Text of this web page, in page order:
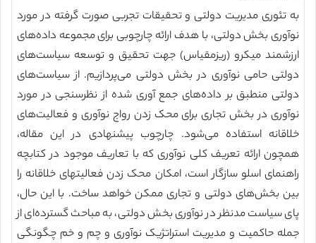
به تئوری مدیریت دولتی و تحقیقات تجربی صورت گرفته در مورد
نوآوری بخش دولتی، با هدف ارائه چارچوبی برای مجموعه داده‌های
ارزشمند میکرو (ریزمقیاس) جهت تحقیق و توسعه سیاست‌های
دولتی حامی نوآوری در بخش دولتی می‌پردازیم. از سیاست‌های
دولتی منطبق بر داده‌های جمع آوری شده از نظرسنجی در مورد
نوآوری در بخش تجاری برای محک زدن رواج نوآوری و فعالیت‌های
خلاقانه استفاده می‌شود. چارچوب پیشنهادی در این مقاله،
همچون ارائه تعریف کلی نوآوری که با تعاریف موجود در کتابچه
راهنمای اسلو سازگار است، امکان محک زدن فعالیتهای خلاقانه را
بین بخش‌های دولتی و تجاری ممکن خواهد ساخت. با این حال،
پای سیاست مدنظر در نوآوری بخش دولتی، به مباحث گسترده‌ای از
جمله حاکمیت و مدیریت استراتژیک نوآوری و چم و خم چگونگی